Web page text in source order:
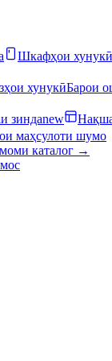
Шкафҳои хунукӣ
хунукӣБарои
зиндаnew
маҳсулоти шумо
каталог →